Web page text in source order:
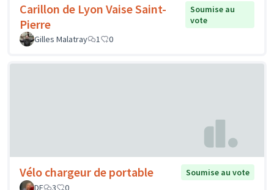
Carillon de Lyon Vaise Saint-
Pierre
Soumise au
vote
Gilles Malatray
1 0
Vélo chargeur de portable
Soumise au vote
DF
3 0